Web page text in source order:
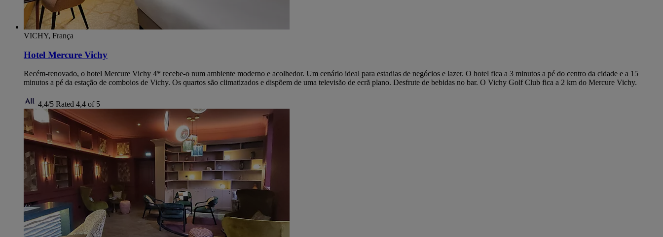
VICHY, França
Hotel Mercure Vichy
Recém-renovado, o hotel Mercure Vichy 4* recebe-o num ambiente moderno e acolhedor. Um cenário ideal para estadias de negócios e lazer. O hotel fica a 3 minutos a pé do centro da cidade e a 15
minutos a pé da estação de comboios de Vichy. Os quartos são climatizados e dispõem de uma televisão de ecrã plano. Desfrute de bebidas no bar. O Vichy Golf Club fica a 2 km do Mercure Vichy.
4,4/5 Rated 4,4 of 5